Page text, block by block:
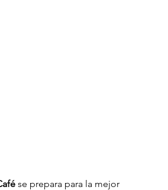
se prepara para la mejor